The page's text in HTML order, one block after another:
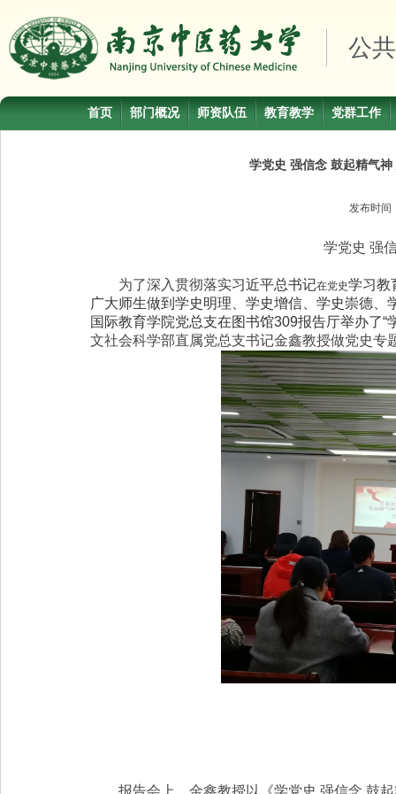
公
首页 部门概况 师资队伍 教育教学 党群工作
学党史 强信念 鼓起精气
发布时
学党史 强
为了深入贯彻落实习近平总书记在党史学习教
广大师生做到学史明理、学史增信、学史崇德、
国际教育学院党总支在图书馆309报告厅举办了“
文社会科学部直属党总支书记金鑫教授做党史
报告会上，金鑫教授以《学党史 强信念 鼓